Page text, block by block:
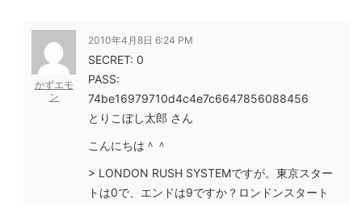
かずエモ
ン
2010年4月8日 6:24 PM
SECRET: 0
PASS:
74be16979710d4c4e7c6647856088456
とりこぼし太郎 さん
こんにちは＾＾
> LONDON RUSH SYSTEMですが。東京スター
トは0で、エンドは9ですか？ロンドンスタート